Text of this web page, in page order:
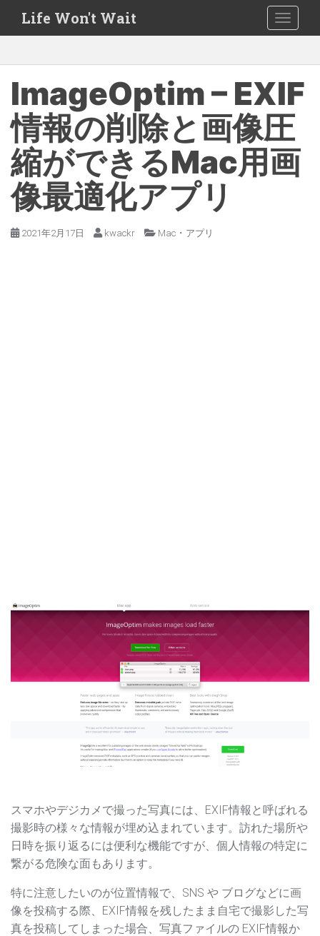
p
Life Won't Wait
ImageOptim – EXIF
情報の削除と画像圧
縮ができるMac用画
像最適化アプリ
2021年2月17日 kwackr Mac ・ アプリ
スマホやデジカメで撮った写真には、EXIF情報と呼ばれる
撮影時の様々な情報が埋め込まれています。訪れた場所や
日時を振り返るには便利な機能ですが、個人情報の特定に
繋がる危険な面もあります。
特に注意したいのが位置情報で、SNS や ブログなどに画
像を投稿する際、EXIF情報を残したまま自宅で撮影した写
真を投稿してしまった場合、写真ファイルの EXIF情報か